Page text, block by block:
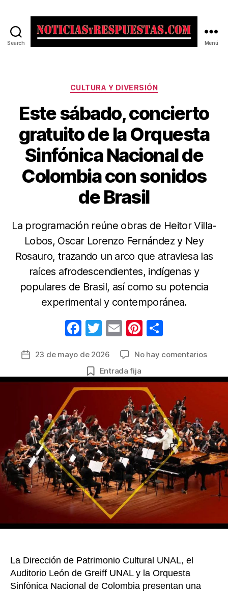
Search Menú
Categorías
CULTURA Y DIVERSIÓN
Este sábado, concierto
gratuito de la Orquesta
Sinfónica Nacional de
Colombia con sonidos
de Brasil
La programación reúne obras de Heitor Villa-
Lobos, Oscar Lorenzo Fernández y Ney
Rosauro, trazando un arco que atraviesa las
raíces afrodescendientes, indígenas y
populares de Brasil, así como su potencia
experimental y contemporánea.
F
c
e
b
o
o
k
T
itt
er
E
ail
Pi
er
e
st
m
p
tir
Fecha
la
23 de mayo de 2026 No hay comentariosen
de
con
Brasil
Entrada fija
La Dirección de Patrimonio Cultural UNAL, el
Auditorio León de Greiff UNAL y la Orquesta
Sinfónica Nacional de Colombia presentan una